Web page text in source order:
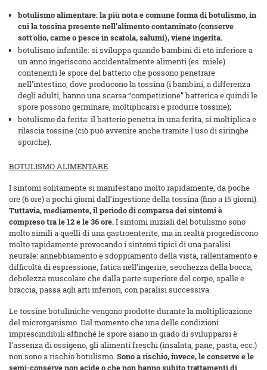
botulismo alimentare: la più nota e comune forma di botulismo, in
cui la tossina presente nell’alimento contaminato (conserve
sott'olio, carne o pesce in scatola, salumi), viene ingerita.
botulismo infantile: si sviluppa quando bambini di età inferiore a
un anno ingeriscono accidentalmente alimenti (es. miele)
contenenti le spore del batterio che possono penetrare
nell’intestino, dove producono la tossina (i bambini, a differenza
degli adulti, hanno una scarsa “competizione” batterica e quindi le
spore possono germinare, moltiplicarsi e produrre tossine);
botulismo da ferita: il batterio penetra in una ferita, si moltiplica e
rilascia tossine (ciò può avvenire anche tramite l'uso di siringhe
sporche).
BOTULISMO ALIMENTARE
I sintomi solitamente si manifestano molto rapidamente, da poche
ore (6 ore) a pochi giorni dall’ingestione della tossina (fino a 15 giorni).
Tuttavia, mediamente, il periodo di comparsa dei sintomi è
compreso tra le 12 e le 36 ore.I sintomi iniziali del botulismo sono
molto simili a quelli di una gastroenterite, ma in realtà progrediscono
molto rapidamente provocando i sintomi tipici di una paralisi
neurale: annebbiamento e sdoppiamento della vista, rallentamento e
difficoltà di espressione, fatica nell’ingerire, secchezza della bocca,
debolezza muscolare che dalla parte superiore del corpo, spalle e
braccia, passa agli arti inferiori, con paralisi successiva.
Le tossine botuliniche vengono prodotte durante la moltiplicazione
del microrganismo. Dal momento che una delle condizioni
imprescindibili affinché le spore siano in grado di svilupparsi è
l’assenza di ossigeno, gli alimenti freschi (insalata, pane, pasta, ecc.)
non sono a rischio botulismo.Sono a rischio, invece, le conserve e le
semi-conserve non acide o che non hanno subito trattamenti di